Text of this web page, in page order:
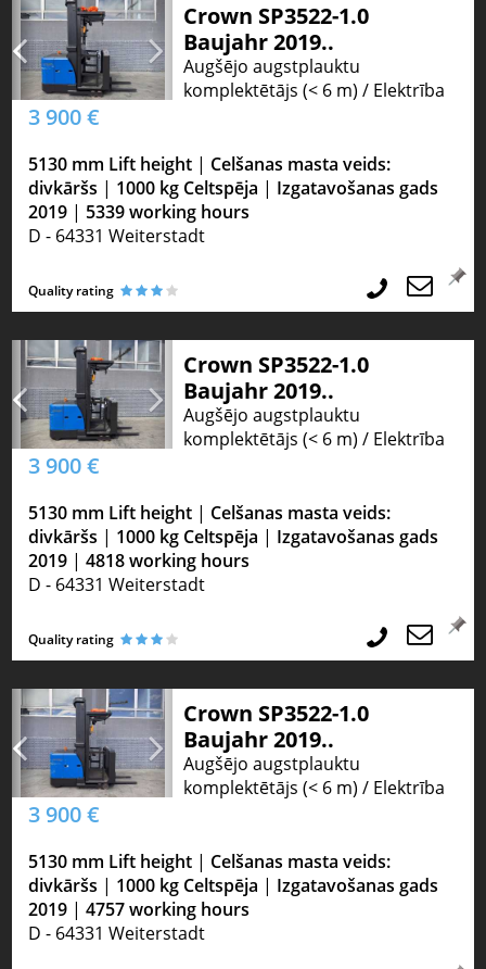
Crown SP3522-1.0
Baujahr 2019..
Augšējo augstplauktu
komplektētājs (< 6 m) / Elektrība
3 900 €
5130 mm Lift height | Celšanas masta veids:
divkāršs | 1000 kg Celtspēja | Izgatavošanas gads
2019 | 5339 working hours
D - 64331 Weiterstadt
Quality rating
Crown SP3522-1.0
Baujahr 2019..
Augšējo augstplauktu
komplektētājs (< 6 m) / Elektrība
3 900 €
5130 mm Lift height | Celšanas masta veids:
divkāršs | 1000 kg Celtspēja | Izgatavošanas gads
2019 | 4818 working hours
D - 64331 Weiterstadt
Quality rating
Crown SP3522-1.0
Baujahr 2019..
Augšējo augstplauktu
komplektētājs (< 6 m) / Elektrība
3 900 €
5130 mm Lift height | Celšanas masta veids:
divkāršs | 1000 kg Celtspēja | Izgatavošanas gads
2019 | 4757 working hours
D - 64331 Weiterstadt